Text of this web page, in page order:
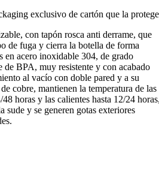
exclusivo de cartón que la
con tapón rosca anti derrame, que
de fuga y cierra la botella de forma
en acero inoxidable 304, de grado
de BPA, muy resistente y con acabado
al vacío con doble pared y a su
cobre, mantienen la temperatura de las
horas y las calientes hasta 12/24
sude y se generen gotas exteriores